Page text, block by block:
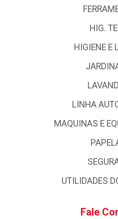
HIG.
HIGIENE E
LINHA
MAQUINAS E
UTILIDADES
Fale